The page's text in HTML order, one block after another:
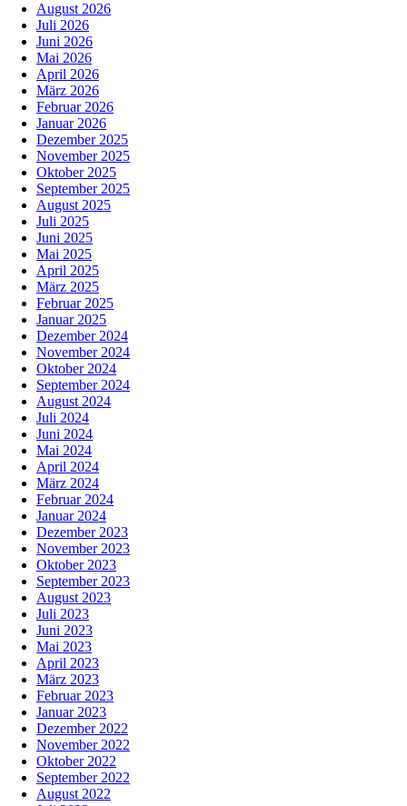
August 2026
Juli 2026
Juni 2026
Mai 2026
April 2026
März 2026
Februar 2026
Januar 2026
Dezember 2025
November 2025
Oktober 2025
September 2025
August 2025
Juli 2025
Juni 2025
Mai 2025
April 2025
März 2025
Februar 2025
Januar 2025
Dezember 2024
November 2024
Oktober 2024
September 2024
August 2024
Juli 2024
Juni 2024
Mai 2024
April 2024
März 2024
Februar 2024
Januar 2024
Dezember 2023
November 2023
Oktober 2023
September 2023
August 2023
Juli 2023
Juni 2023
Mai 2023
April 2023
März 2023
Februar 2023
Januar 2023
Dezember 2022
November 2022
Oktober 2022
September 2022
August 2022